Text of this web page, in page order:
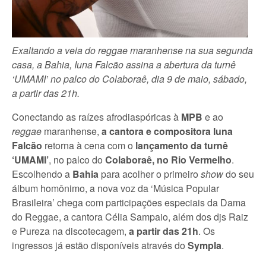
Exaltando a veia do reggae maranhense na sua segunda
casa, a Bahia, Iuna Falcão assina a abertura da turnê
‘UMAMI’ no palco do Colaboraê, dia 9 de maio, sábado,
a partir das 21h.
Conectando as raízes afrodiaspóricas à MPB e ao
reggae maranhense, a cantora e compositora Iuna
Falcão retorna à cena com o lançamento da turnê
‘UMAMI’, no palco do Colaboraê, no Rio Vermelho.
Escolhendo a Bahia para acolher o primeiro showdo seu
álbum homônimo, a nova voz da ‘Música Popular
Brasileira’ chega com participações especiais da Dama
do Reggae, a cantora Célia Sampaio, além dos djs Raiz
e Pureza na discotecagem, a partir das 21h. Os
ingressos já estão disponíveis através do Sympla.